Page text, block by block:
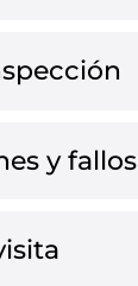
y fallos